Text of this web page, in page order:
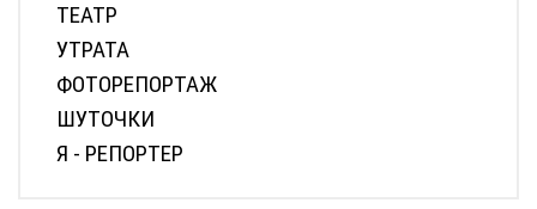
ТЕАТР
УТРАТА
ФОТОРЕПОРТАЖ
ШУТОЧКИ
Я - РЕПОРТЕР